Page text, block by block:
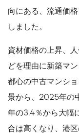
向にある、流通価
しました。
資材価格の上昇、
どを理由に新築マ
都心の中古マンシ
景から、2025年の
年の3.4％から大幅
合は高くなり、港